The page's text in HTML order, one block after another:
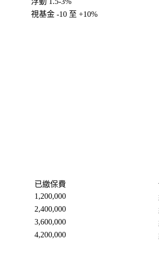
視基金 -10 至 +10%
已繳保費
1,200,000
2,400,000
3,600,000
4,200,000